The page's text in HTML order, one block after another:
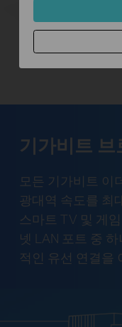
기가비트
모든 기가비트 이
광대역 속도를 최
스마트 TV 및 게
넷 LAN 포트 중
적인 유선 연결을